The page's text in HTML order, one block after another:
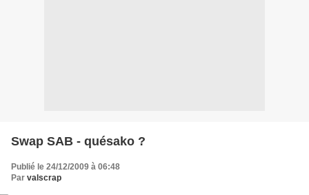
Swap SAB - quésako ?
Publié le 24/12/2009 à 06:48
Par valscrap